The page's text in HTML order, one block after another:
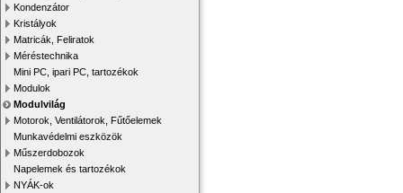
Kondenzátor
Kristályok
Matricák, Feliratok
Méréstechnika
Mini PC, ipari PC, tartozékok
Modulok
Modulvilág
Motorok, Ventilátorok, Fűtőelemek
Munkavédelmi eszközök
Műszerdobozok
Napelemek és tartozékok
NYÁK-ok